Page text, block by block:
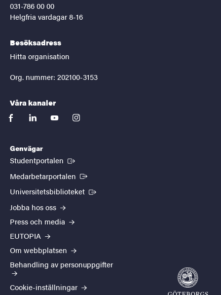
031-786 00 00
Helgfria vardagar 8-16
Besöksadress
Hitta organisation
Org. nummer: 202100-3153
Våra kanaler
facebooklinkedinyoutubeinstagram
Genvägar
Studentportalen (Extern länk)
Medarbetarportalen (Extern länk)
Universitetsbiblioteket (Extern länk)
Jobba hos oss
Press och media
EUTOPIA
Om webbplatsen
Behandling av personuppgifter
Cookie-inställningar